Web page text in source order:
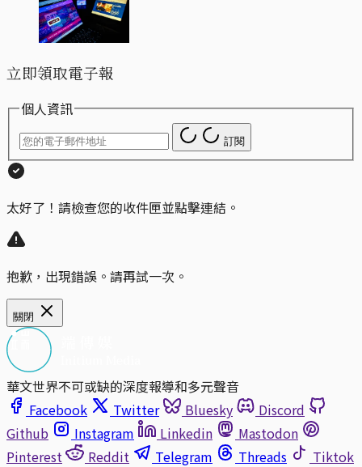
立即領取電子報
個人資訊
訂閱
太好了！請檢查您的收件匣並點擊連結。
抱歉，出現錯誤。請再試一次。
關閉
華文世界不可或缺的深度報導和多元聲音
Facebook
Twitter Bluesky
Discord
Github
Instagram Linkedin
Mastodon
Pinterest
Reddit Telegram Threads
Tiktok